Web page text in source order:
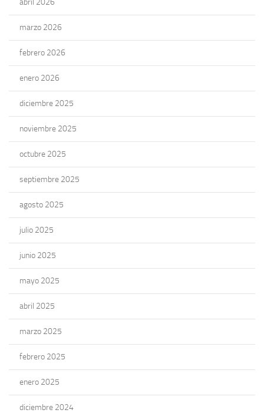
abril 2026
marzo 2026
febrero 2026
enero 2026
diciembre 2025
noviembre 2025
octubre 2025
septiembre 2025
agosto 2025
julio 2025
junio 2025
mayo 2025
abril 2025
marzo 2025
febrero 2025
enero 2025
diciembre 2024